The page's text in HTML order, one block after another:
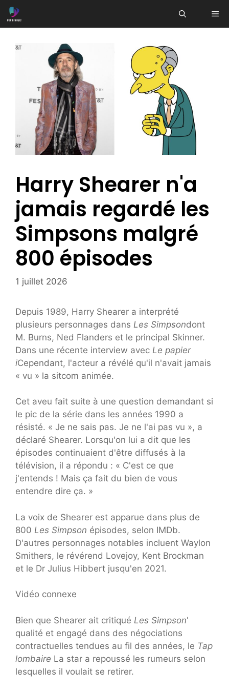
Aller
au
Harry Shearer n'a
jamais regardé les
Simpsons malgré
800 épisodes
1 juillet 2026
Depuis 1989, Harry Shearer a interprété
plusieurs personnages dans Les Simpsondont
M. Burns, Ned Flanders et le principal Skinner.
Dans une récente interview avec Le papier
iCependant, l'acteur a révélé qu'il n'avait jamais
« vu » la sitcom animée.
Cet aveu fait suite à une question demandant si
le pic de la série dans les années 1990 a
résisté. « Je ne sais pas. Je ne l'ai pas vu », a
déclaré Shearer. Lorsqu'on lui a dit que les
épisodes continuaient d'être diffusés à la
télévision, il a répondu : « C'est ce que
j'entends ! Mais ça fait du bien de vous
entendre dire ça. »
La voix de Shearer est apparue dans plus de
800 Les Simpson épisodes, selon IMDb.
D'autres personnages notables incluent Waylon
Smithers, le révérend Lovejoy, Kent Brockman
et le Dr Julius Hibbert jusqu'en 2021.
Vidéo connexe
Bien que Shearer ait critiqué Les Simpson'
qualité et engagé dans des négociations
contractuelles tendues au fil des années, le Tap
lombaire La star a repoussé les rumeurs selon
lesquelles il voulait se retirer.